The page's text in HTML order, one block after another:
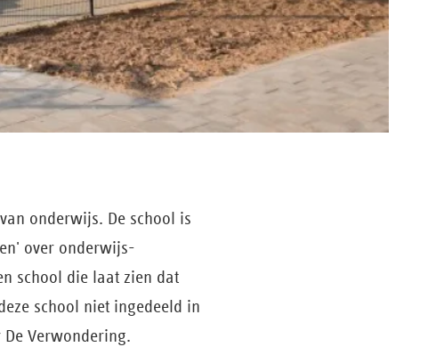
onderwijs. De school is
over onderwijs­
school die laat zien dat
school niet ingedeeld in
De Verwondering.